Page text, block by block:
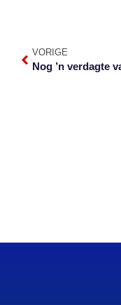
VORIGE